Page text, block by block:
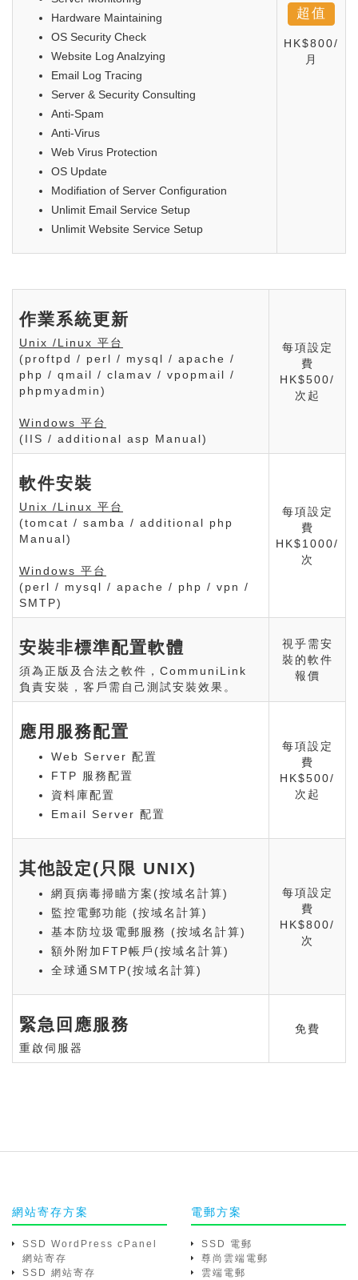
Hardware Maintaining
OS Security Check
Website Log Analzying
Email Log Tracing
Server & Security Consulting
Anti-Spam
Anti-Virus
Web Virus Protection
OS Update
Modifiation of Server Configuration
Unlimit Email Service Setup
Unlimit Website Service Setup
超值
HK$800/
月
作業系統更新
Unix /Linux 平台
(proftpd / perl / mysql / apache /
php / qmail / clamav / vpopmail /
phpmyadmin)
Windows 平台
(IIS / additional asp Manual)
每項設定
費
HK$500/
次起
軟件安裝
Unix /Linux 平台
(tomcat / samba / additional php
Manual)
Windows 平台
(perl / mysql / apache / php / vpn /
SMTP)
每項設定
費
HK$1000/
次
安裝非標準配置軟體
須為正版及合法之軟件，CommuniLink
負責安裝，客戶需自己測試安裝效果。
視乎需安
裝的軟件
報價
應用服務配置
Web Server 配置
FTP 服務配置
資料庫配置
Email Server 配置
每項設定
費
HK$500/
次起
其他設定(只限 UNIX)
網頁病毒掃瞄方案(按域名計算)
監控電郵功能 (按域名計算)
基本防垃圾電郵服務 (按域名計算)
額外附加FTP帳戶(按域名計算)
全球通SMTP(按域名計算)
每項設定
費
HK$800/
次
緊急回應服務
重啟伺服器
免費
網站寄存方案
SSD WordPress cPanel
網站寄存
SSD 網站寄存
電郵方案
SSD 電郵
尊尚雲端電郵
雲端電郵